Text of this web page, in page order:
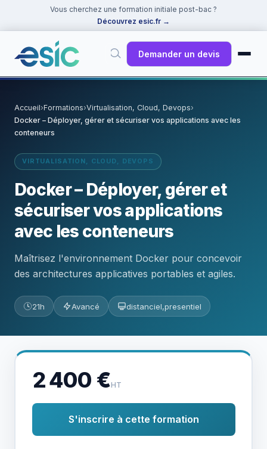
Vous cherchez une formation initiale post-bac ?
Découvrez esic.fr →
Demander un devis
Suggestions :
Accueil›Formations›Virtualisation, Cloud, Devops›
Docker – Déployer, gérer et sécuriser vos applications avec les
conteneurs
VIRTUALISATION, CLOUD, DEVOPS
Docker – Déployer, gérer et
sécuriser vos applications
avec les conteneurs
Maîtrisez l'environnement Docker pour concevoir
des architectures applicatives portables et agiles.
21h Avancé distanciel,presentiel
2 400 €HT
S'inscrire à cette formation